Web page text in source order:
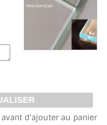
d'ajouter au panier